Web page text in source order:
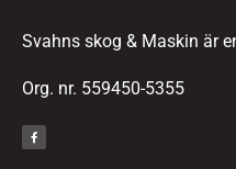
Svahns skog & Maskin är
Org. nr. 559450-5355